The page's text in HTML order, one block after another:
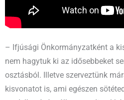
– Ifjúsági Önkormányzatként a
nem hagytuk ki az idősebbeket
osztásból. Illetve szerveztünk
kisvonatot is, ami egészen